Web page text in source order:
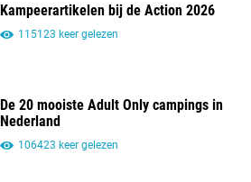
Kampeerartikelen bij de Action 2026
115123 keer gelezen
De 20 mooiste Adult Only campings in
Nederland
106423 keer gelezen